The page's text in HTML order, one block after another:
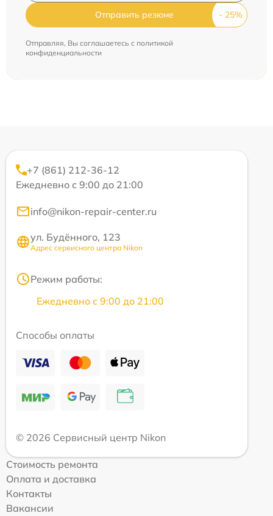
Отправить резюме
Отправляя, Вы соглашаетесь с политикой
конфиденциальности
+7 (861) 212-36-12
Ежедневно с 9:00 до 21:00
info@nikon-repair-center.ru
ул. Будённого, 123
Адрес сервисного центра Nikon
Режим работы:
Ежедневно с 9:00 до 21:00
Способы оплаты
© 2026 Сервисный центр Nikon
Стоимость ремонта
Оплата и доставка
Контакты
Вакансии